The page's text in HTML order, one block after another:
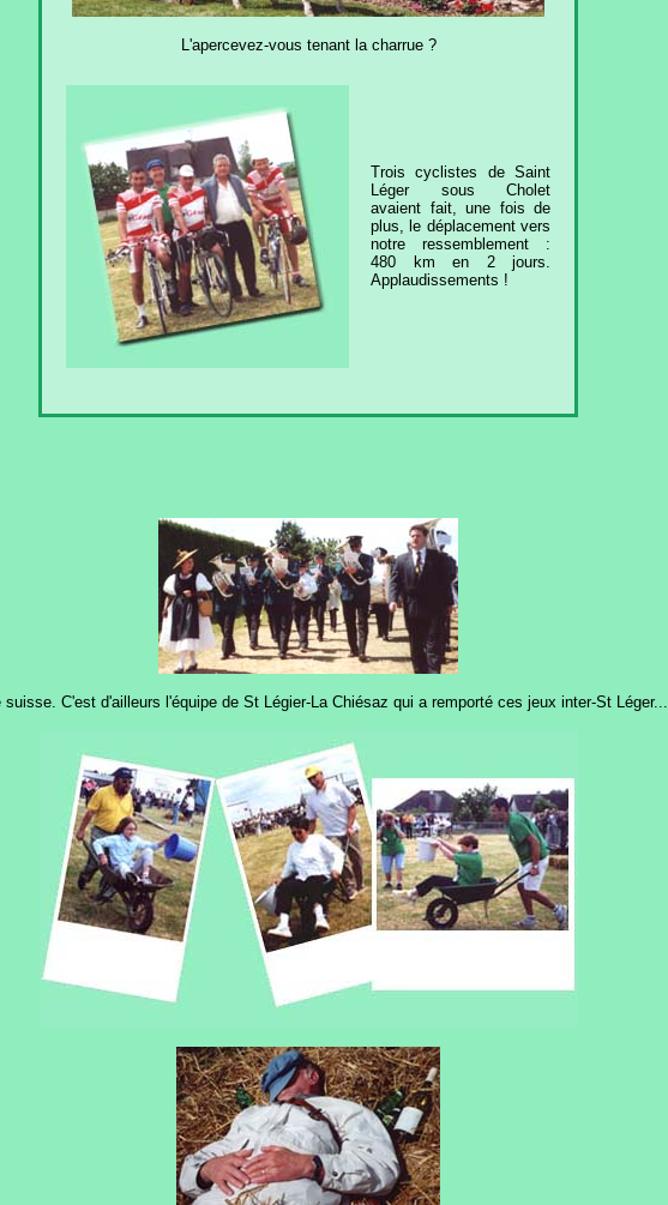
L'apercevez-vous tenant la charrue ?
Trois cyclistes de Saint
Léger sous Cholet
avaient fait, une fois de
plus, le déplacement vers
notre ressemblement :
480 km en 2 jours.
Applaudissements !
C'est d'ailleurs l'équipe de St Légier-La Chiésaz qui a remporté ces jeux inter-St Léger...